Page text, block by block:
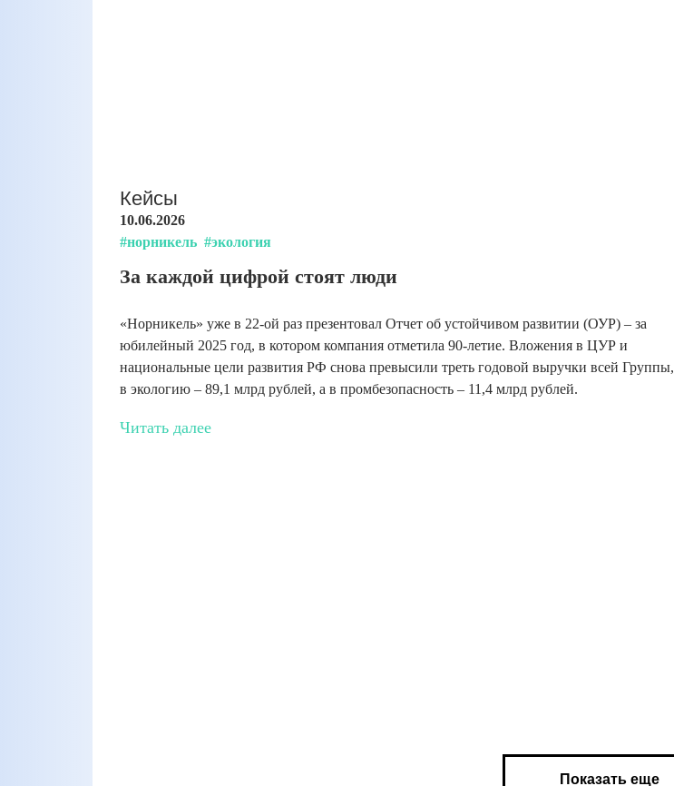
Кейсы
10.06.2026
#норникель #экология
За каждой цифрой стоят люди
«Норникель» уже в 22-ой раз презентовал Отчет об устойчивом развитии (ОУР) – за
юбилейный 2025 год, в котором компания отметила 90-летие. Вложения в ЦУР и
национальные цели развития РФ снова превысили треть годовой выручки всей Группы,
в экологию – 89,1 млрд рублей, а в промбезопасность – 11,4 млрд рублей.
Читать далее
Показать еще